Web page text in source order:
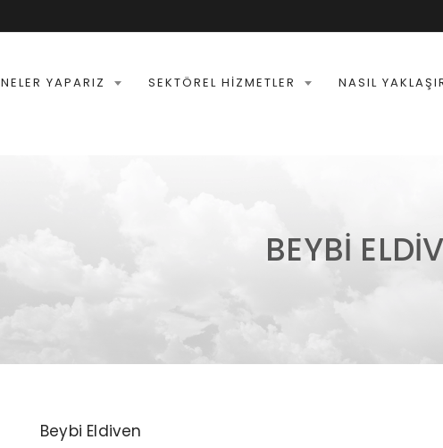
NELER YAPARIZ SEKTÖREL HIZMETLER NASIL
BEYBI
Beybi Eldiven